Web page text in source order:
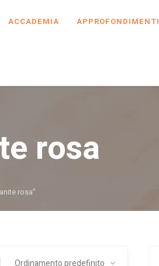
ACCADEMIA APPROFONDIMENTI
rosa
rosa”